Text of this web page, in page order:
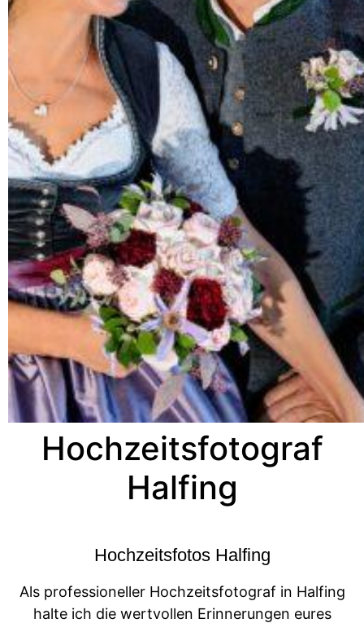
Hochzeitsfotograf
Halfing
Hochzeitsfotos Halfing
Als professioneller Hochzeitsfotograf in Halfing
halte ich die wertvollen Erinnerungen eures